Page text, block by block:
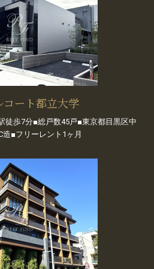
コート都立大学
徒歩7分■総戸数45戸■東京都目黒区中
造■フリーレント1ヶ月